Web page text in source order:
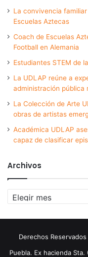
La convivencia
Escuelas Aztecas
Coach de Escuelas
Football en Alemania
Estudiantes STEM de
La UDLAP reúne a
administración pública
La Colección de Arte
obras de artistas
Académica UDLAP
capaz de clasificar
Archivos
Archivos
Derechos
Puebla. Ex hacienda